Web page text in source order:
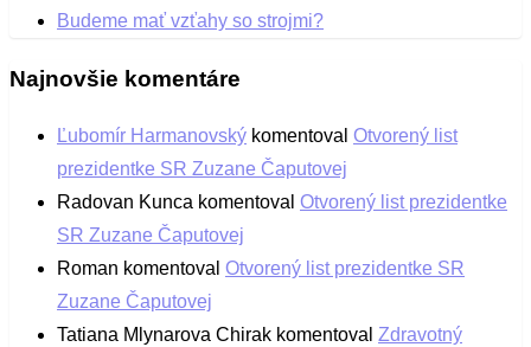
Budeme mať vzťahy so strojmi?
Najnovšie komentáre
Ľubomír Harmanovský komentoval Otvorený list
prezidentke SR Zuzane Čaputovej
Radovan Kunca komentoval Otvorený list prezidentke
SR Zuzane Čaputovej
Roman komentoval Otvorený list prezidentke SR
Zuzane Čaputovej
Tatiana Mlynarova Chirak komentoval Zdravotný